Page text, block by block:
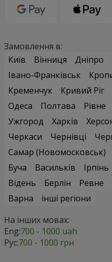
Замовлення в:
Київ
Вінниця Дніпро
Івано-Франківськ
Кременчук
Кривий Ріг
Одеса
Полтава Рівне
Ужгород
Харків
Черкаси
Чернівці
Самар (Новомосковськ)
Буча
Васильків Ірпінь
Відень
Берлін Ревне
Варна
інші регіони
На інших мовах:
Eng:700 - 1000 uah
Рус:700 - 1000 грн